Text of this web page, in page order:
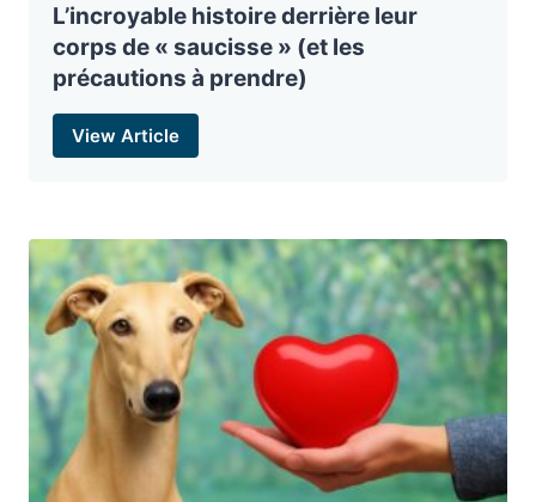
L’incroyable histoire derrière leur
corps de « saucisse » (et les
précautions à prendre)
View Article